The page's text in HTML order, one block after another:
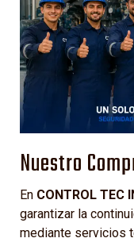
Nuestro
En CONTROL TEC
garantizar la
mediante servicios